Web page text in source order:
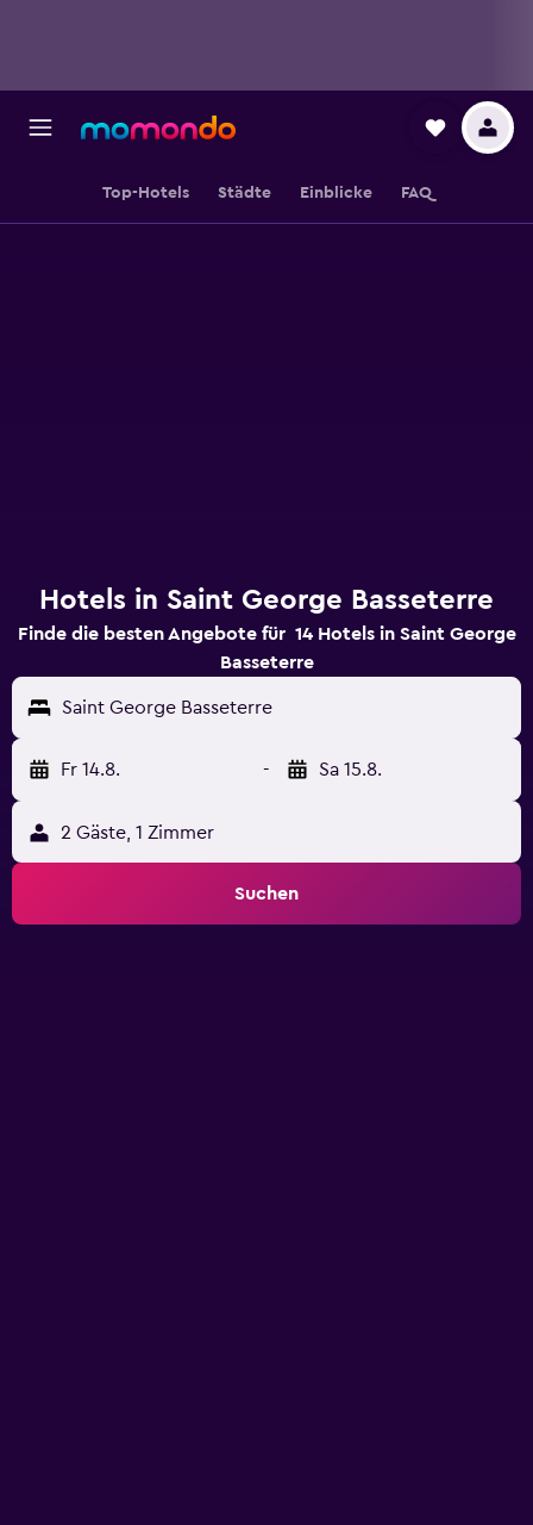
Top-Hotels Städte Einblicke FAQ
Hotels in Saint George Basseterre
Finde die besten Angebote für 14 Hotels in Saint George
Basseterre
Saint George Basseterre
Fr 14.8. - Sa 15.8.
2 Gäste, 1 Zimmer
Suchen